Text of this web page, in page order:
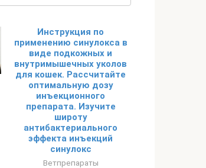
Инструкция по
применению синулокса в
виде подкожных и
внутримышечных уколов
для кошек. Рассчитайте
оптимальную дозу
инъекционного
препарата. Изучите
широту
антибактериального
эффекта инъекций
синулокс
Ветпрепараты